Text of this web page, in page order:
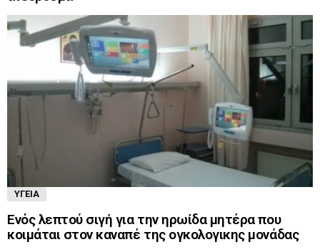
ΥΓΕΊΑ
Ενός λεπτού σιγή για την ηρωίδα μητέρα που
κοιμάται στον καναπέ της ογκολογικης μονάδας